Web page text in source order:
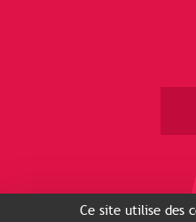
Ce site utilise des